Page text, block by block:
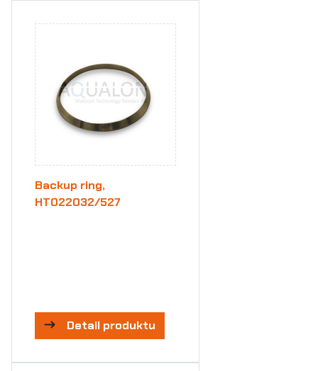
Backup ring,
HT022032/527
Detail produktu